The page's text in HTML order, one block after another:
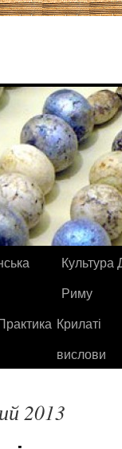
Культура
Риму
Крилаті
вислови
2013